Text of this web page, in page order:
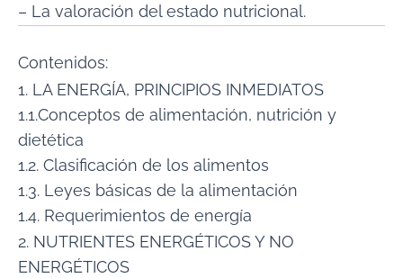
– La valoración del estado nutricional.
Contenidos:
1. LA ENERGÍA, PRINCIPIOS INMEDIATOS
1.1.Conceptos de alimentación, nutrición y
dietética
1.2. Clasificación de los alimentos
1.3. Leyes básicas de la alimentación
1.4. Requerimientos de energía
2. NUTRIENTES ENERGÉTICOS Y NO
ENERGÉTICOS